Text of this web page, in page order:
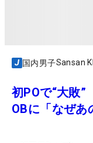
国内男子Sansan
初POで“大敗
OBに「なぜあ